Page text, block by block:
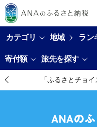
カテゴリ 地域 ラン
寄付額 旅先を探す
「ふるさとチョ